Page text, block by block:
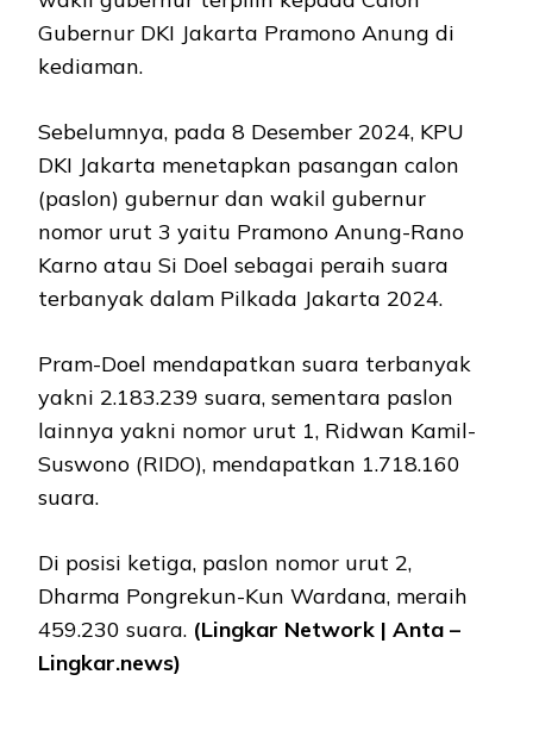
Gubernur DKI Jakarta Pramono Anung di
kediaman.
Sebelumnya, pada 8 Desember 2024, KPU
DKI Jakarta menetapkan pasangan calon
(paslon) gubernur dan wakil gubernur
nomor urut 3 yaitu Pramono Anung-Rano
Karno atau Si Doel sebagai peraih suara
terbanyak dalam Pilkada Jakarta 2024.
Pram-Doel mendapatkan suara terbanyak
yakni 2.183.239 suara, sementara paslon
lainnya yakni nomor urut 1, Ridwan Kamil-
Suswono (RIDO), mendapatkan 1.718.160
suara.
Di posisi ketiga, paslon nomor urut 2,
Dharma Pongrekun-Kun Wardana, meraih
459.230 suara. (Lingkar Network | Anta –
Lingkar.news)